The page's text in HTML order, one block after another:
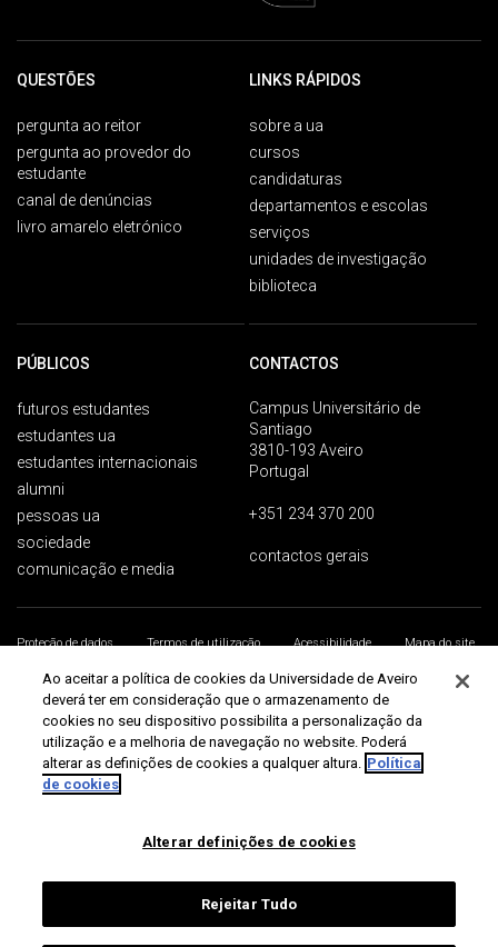
QUESTÕES
pergunta ao reitor
pergunta ao provedor do
estudante
canal de denúncias
livro amarelo eletrónico
LINKS RÁPIDOS
sobre a ua
cursos
candidaturas
departamentos e escolas
serviços
unidades de investigação
biblioteca
PÚBLICOS
futuros estudantes
estudantes ua
estudantes internacionais
alumni
pessoas ua
sociedade
comunicação e media
CONTACTOS
Campus Universitário de
Santiago
3810-193 Aveiro
Portugal
+351 234 370 200
contactos gerais
Proteção de dados Termos de utilização Acessibilidade
Mapa do site
Universidade de Aveiro 2026
Ao aceitar a política de cookies da Universidade de Aveiro
deverá ter em consideração que o armazenamento de
cookies no seu dispositivo possibilita a personalização da
utilização e a melhoria de navegação no website. Poderá
alterar as definições de cookies a qualquer altura. Política
de cookies
Alterar definições de cookies
Rejeitar Tudo